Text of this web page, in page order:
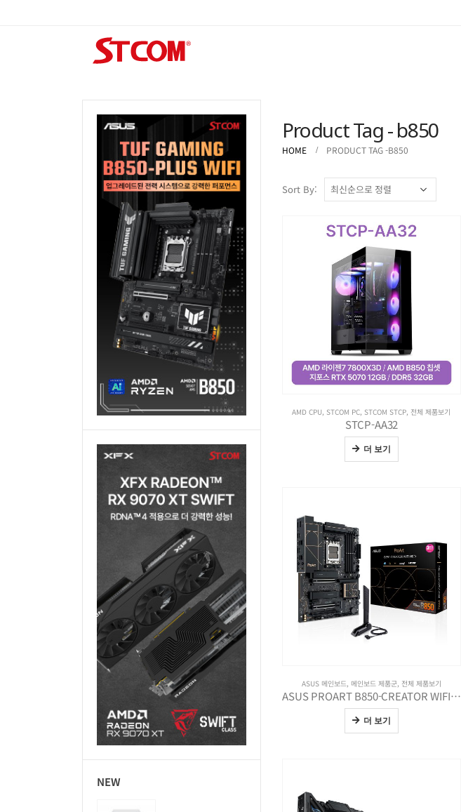
Product Tag - b850
HOME PRODUCT TAG -B850
Sort By:
AMD CPU, STCOM PC, STCOM STCP, 전체 제품보기
STCP-AA32
더 보기
ASUS 메인보드, 메인보드 제품군, 전체 제품보기
ASUS PROART B850-CREATOR WIFI NEO
더 보기
NEW